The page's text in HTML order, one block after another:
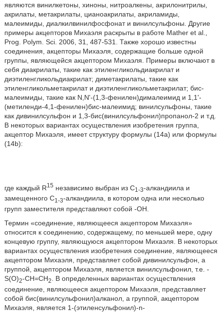
являются винилкетоны, хиноны, нитроалкены, акрилонитрилы,
акрилаты, метакрилаты, цианоакрилаты, акриламиды,
малеимиды, диалкилвинилфосфонат и винилсульфоны. Другие
примеры акцепторов Михаэля раскрыты в работе Mather et al.,
Prog. Polym. Sci. 2006, 31, 487-531. Также хорошо известны
соединения, акцепторы Михаэля, содержащие больше одной
группы, являющейся акцептором Михаэля. Примеры включают в
себя диакрилаты, такие как этиленгликольдиакрилат и
диэтиленгликольдиакрилат; диметакрилаты, такие как
этиленгликольметакрилат и диэтиленгликольметакрилат; бис-
малеимиды, такие как N,N'-(1,3-фенилен)дималеимид и 1,1'-
(метиленди-4,1-фенилен)бис-малеимид; винилсульфоны, такие
как дивинилсульфон и 1,3-бис(винилсульфонил)пропанол-2 и т.д.
В некоторых вариантах осуществления изобретения группа,
акцептор Михаэля, имеет структуру формулы (14а) или формулы
(14b):
где каждый R15 независимо выбран из C1-3-алкандиила и
замещенного C1-3-алкандиила, в котором одна или несколько
групп заместителя представляют собой -OH.
Термин «соединение, являющееся акцептором Михаэля»
относится к соединению, содержащему, по меньшей мере, одну
концевую группу, являющуюся акцептором Михаэля. В некоторых
вариантах осуществления изобретения соединение, являющееся
акцептором Михаэля, представляет собой дивинилсульфон, а
группой, акцептором Михаэля, является винилсульфонил, т.е. -
S(O)2-CH=CH2
. В определенных вариантах осуществления
соединение, являющееся акцептором Михаэля, представляет
собой бис(винилсульфонил)алканол, а группой, акцептором
Михаэля, является 1-(этиленсульфонил)-n-